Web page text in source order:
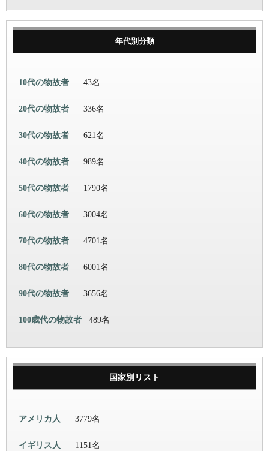
年代別分類
10代の物故者 43名
20代の物故者 336名
30代の物故者 621名
40代の物故者 989名
50代の物故者 1790名
60代の物故者 3004名
70代の物故者 4701名
80代の物故者 6001名
90代の物故者 3656名
100歳代の物故者 489名
国家別リスト
アメリカ人 3779名
イギリス人 1151名